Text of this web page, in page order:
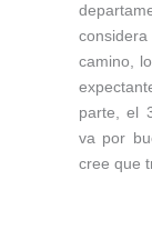
camino,
parte, el
va por
cree que